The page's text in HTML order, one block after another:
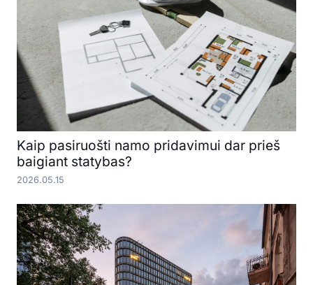
Kaip pasiruošti namo pridavimui dar prieš
baigiant statybas?
2026.05.15